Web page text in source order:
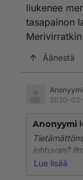
liukenee
tasapainon
Äänestä
Anonyymi
2020-02-
Anonyymi
johtuvan?
kaasujen ja
Lue lisää